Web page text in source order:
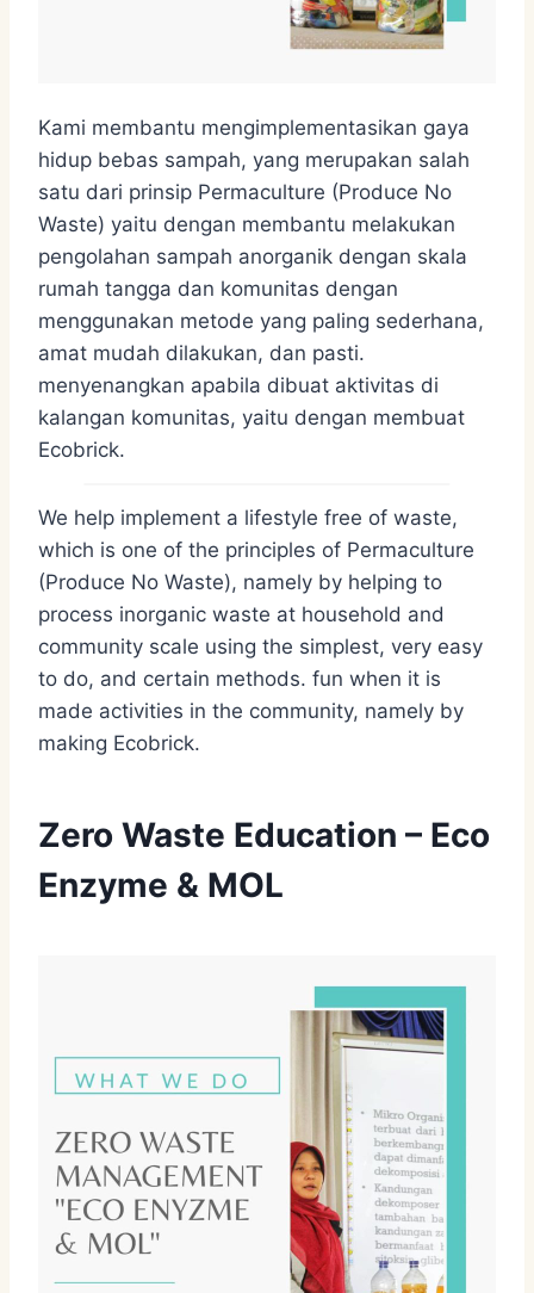
Kami membantu mengimplementasikan gaya
hidup bebas sampah, yang merupakan salah
satu dari prinsip Permaculture (Produce No
Waste) yaitu dengan membantu melakukan
pengolahan sampah anorganik dengan skala
rumah tangga dan komunitas dengan
menggunakan metode yang paling sederhana,
amat mudah dilakukan, dan pasti.
menyenangkan apabila dibuat aktivitas di
kalangan komunitas, yaitu dengan membuat
Ecobrick.
We help implement a lifestyle free of waste,
which is one of the principles of Permaculture
(Produce No Waste), namely by helping to
process inorganic waste at household and
community scale using the simplest, very easy
to do, and certain methods. fun when it is
made activities in the community, namely by
making Ecobrick.
Zero Waste Education – Eco
Enzyme & MOL